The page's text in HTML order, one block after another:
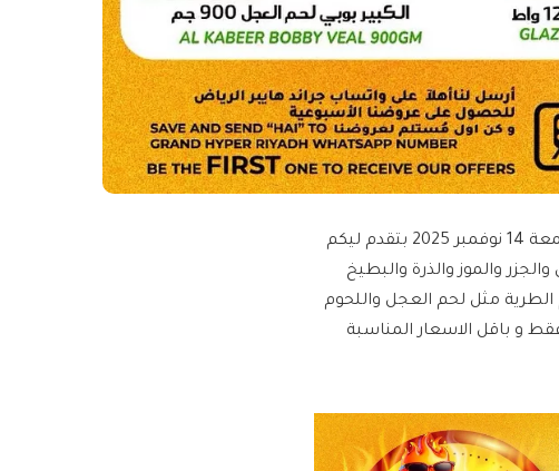
عروض جراند هايبر الرياض الطازج الجمعة 14 نوفمبر 2025 بتقدم ليكم
والموز والذرة والبطيخ
الطرية مثل لحم العجل واللحوم
و باقل الاسعار المناسبة